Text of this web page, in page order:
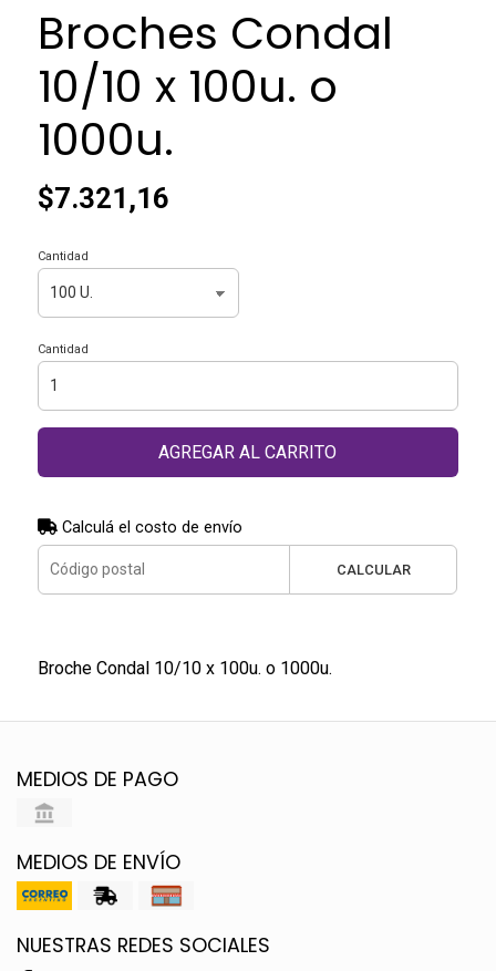
Broches Condal
10/10 x 100u. o
1000u.
$7.321,16
Cantidad
Cantidad
AGREGAR AL CARRITO
Calculá el costo de envío
CALCULAR
Broche Condal 10/10 x 100u. o 1000u.
MEDIOS DE PAGO
MEDIOS DE ENVÍO
NUESTRAS REDES SOCIALES